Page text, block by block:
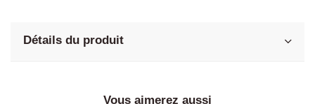
Détails du produit
Vous aimerez aussi